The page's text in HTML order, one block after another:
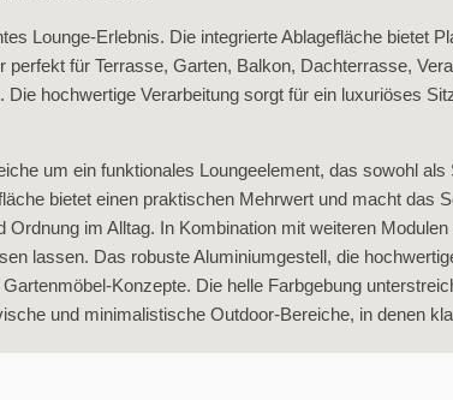
Lounge‑Erlebnis. Die integrierte Ablagefläche bietet
für Terrasse, Garten, Balkon, Dachterrasse,
hochwertige Verarbeitung sorgt für ein luxuriöses
um ein funktionales Loungeelement, das sowohl
bietet einen praktischen Mehrwert und macht das
im Alltag. In Kombination mit weiteren
lassen. Das robuste Aluminiumgestell, die
Die helle Farbgebung
und minimalistische Outdoor‑Bereiche, in denen